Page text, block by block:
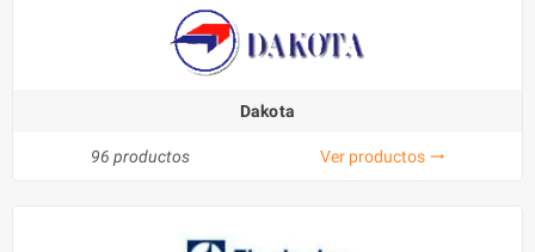
Dakota
96 productos Ver productos trending_flat